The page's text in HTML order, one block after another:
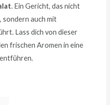
. Ein Gericht, das nicht
sondern auch mit
Lass dich von dieser
frischen Aromen in eine